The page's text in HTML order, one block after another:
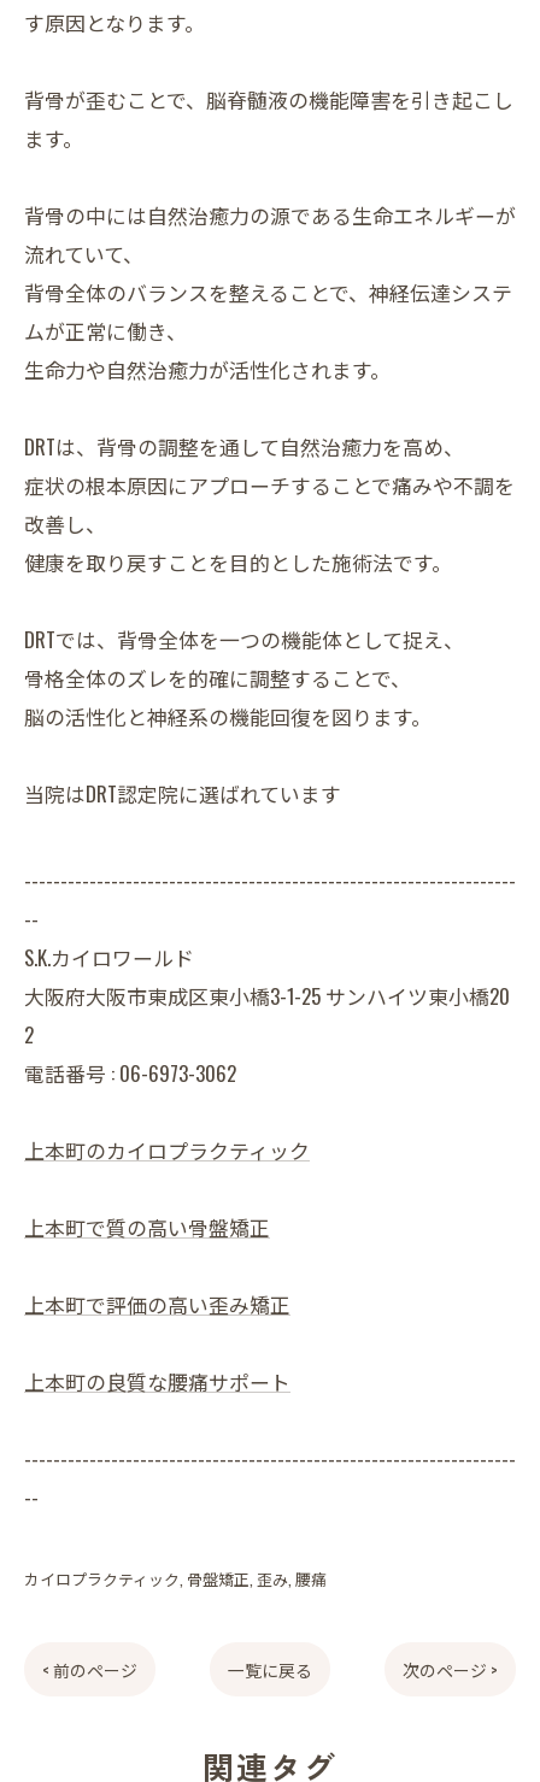
す原因となります。
背骨が歪むことで、脳脊髄液の機能障害を引き起こし
ます。
背骨の中には自然治癒力の源である生命エネルギーが
流れていて、
背骨全体のバランスを整えることで、神経伝達システ
ムが正常に働き、
生命力や自然治癒力が活性化されます。
DRTは、背骨の調整を通して自然治癒力を高め、
症状の根本原因にアプローチすることで痛みや不調を
改善し、
健康を取り戻すことを目的とした施術法です。
DRTでは、背骨全体を一つの機能体として捉え、
骨格全体のズレを的確に調整することで、
脳の活性化と神経系の機能回復を図ります。
当院はDRT認定院に選ばれています
--------------------------------------------------------------------
--
S.K.カイロワールド
大阪府大阪市東成区東小橋3-1-25 サンハイツ東小橋20
2
電話番号 : 06-6973-3062
上本町のカイロプラクティック
上本町で質の高い骨盤矯正
上本町で評価の高い歪み矯正
上本町の良質な腰痛サポート
--------------------------------------------------------------------
--
カイロプラクティック 骨盤矯正 歪み 腰痛
< 前のページ 一覧に戻る 次のページ >
関連タグ